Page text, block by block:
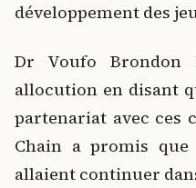
développement des
Dr Voufo
allocution en disant
partenariat avec ces
Chain a promis
allaient continuer